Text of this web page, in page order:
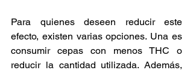
Para quienes deseen reducir este
efecto, existen varias opciones. Una es
consumir cepas con menos THC o
reducir la cantidad utilizada. Además,